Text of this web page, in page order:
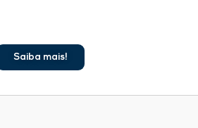
Saiba mais!